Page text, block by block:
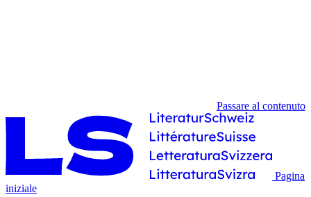
Passare al contenuto
Pagina
iniziale